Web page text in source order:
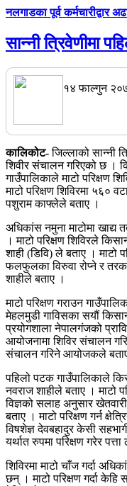
नलगाडका पूर्व कर्मचारीद्वार
सान्नी त्रिवेणीमा
१४ फाल्गुन
कालिकोट-जिल्लाको सान्नी
शिवीर संचालन गरिएको छ ।
गाउँपालिकाले माटो परिक्षण
माटो परिक्षण शिविरमा ५६०
पशुराम काफ्लेले बताए ।
अधिकांस नमुना माटोमा
। माटो परिक्षण शिविरले
शाही (डिवि) ले बताए । माटो
फलफुलका विरुवा रोप्ने र
शाहीले बताए ।
माटो परिक्षण गराउन
मेहलमुडी गाविसका सयौं
प्रयोगशाला नेपालगंजको
आयोजनामा शिविर संचालन
संचालन गरिने आयोजकले
पहिलो पटक गाउँपालिकाले
नवराज शाहीले बताए । माटो
विज्ञको सलाह अनुसार
बताए । माटो परिक्षण गर्न
विषशेज्ञ देवबहादुर केसी
यर्थात रुपमा परिक्षण गरेर
शिविरमा माटो चाँज गर्दा
छन् । माटो परिक्षण गर्दा केहि